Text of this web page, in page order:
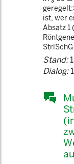
ist, wer
Absatz 1
Stand:
Dialog: